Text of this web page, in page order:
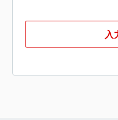
入